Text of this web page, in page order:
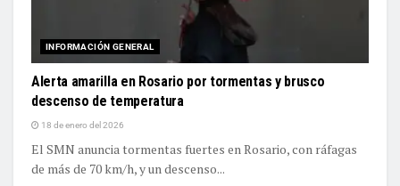
INFORMACIÓN GENERAL
Alerta amarilla en Rosario por tormentas y brusco
descenso de temperatura
18 de enero del 2026
El SMN anuncia tormentas fuertes en Rosario, con ráfagas
de más de 70 km/h, y un descenso...